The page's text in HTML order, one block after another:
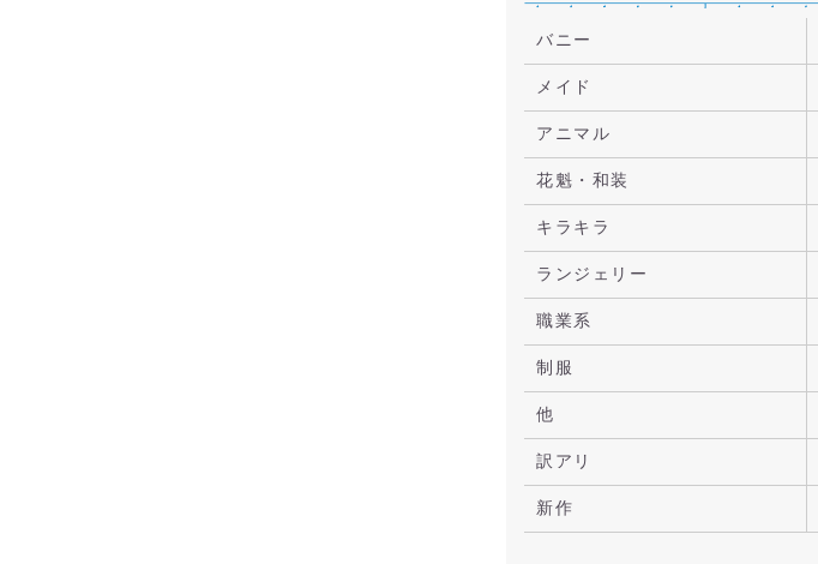
バニー
メイド
アニマル
花魁・和装
キラキラ
ランジェリー
職業系
制服
他
訳アリ
新作